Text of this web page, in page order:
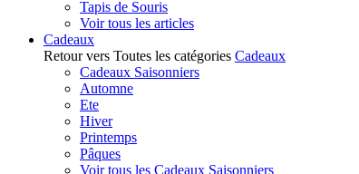
Tapis de Souris
Voir tous les articles
Cadeaux
Retour vers Toutes les catégories Cadeaux
Cadeaux Saisonniers
Automne
Ete
Hiver
Printemps
Pâques
Voir tous les Cadeaux Saisonniers